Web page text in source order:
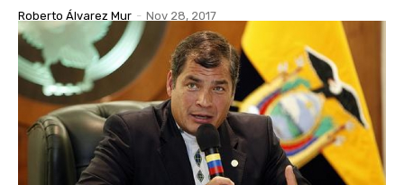
Roberto Álvarez Mur - Nov 28, 2017